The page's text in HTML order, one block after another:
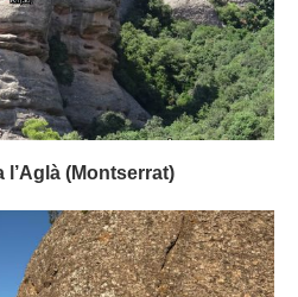
l’Aglà (Montserrat)